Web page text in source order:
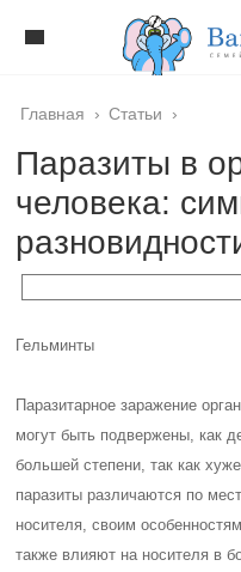
Главная › Статьи ›
Паразиты в
человека:
Гельминты
Паразитарное заражение
могут быть подвержены, как
большей степени, так как
паразиты различаются по
носителя, своим
также влияют на носителя в